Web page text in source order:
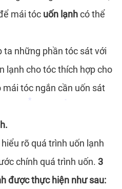
*
mái tóc uốn lạnhcó thể
ta những phần tóc sát với
lạnh cho tóc thích hợp cho
mái tóc ngắn cần uốn sát
rõ quá trình uốn lạnh
chính quá trình uốn. 3
được thực hiện như sau: